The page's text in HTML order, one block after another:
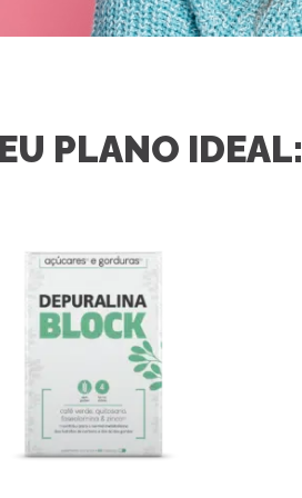
PLANO IDEAL: